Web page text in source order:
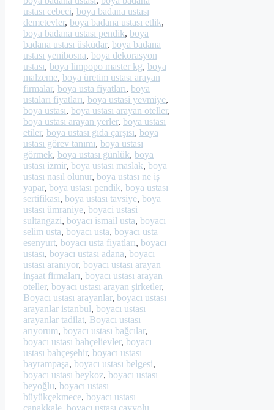
ustası cebeci, boya badana ustası
demetevler, boya badana ustası etlik,
boya badana ustası pendik, boya
badana ustası üsküdar, boya badana
ustası yenibosna, boya dekorasyon
ustası, boya limpopo master kg, boya
malzeme, boya üretim ustası arayan
firmalar, boya usta fiyatları, boya
ustaları fiyatları, boya ustasi yevmiye,
boya ustası, boya ustası arayan oteller,
boya ustası arayan yerler, boya ustası
etiler, boya ustası gıda çarşısı, boya
ustası görev tanımı, boya ustası
görmek, boya ustası günlük, boya
ustası izmir, boya ustası maslak, boya
ustası nasıl olunur, boya ustası ne iş
yapar, boya ustası pendik, boya ustası
sertifikası, boya ustası tavsiye, boya
ustası ümraniye, boyaci ustasi
sultangazi, boyacı ismail usta, boyacı
selim usta, boyacı usta, boyacı usta
esenyurt, boyacı usta fiyatları, boyacı
ustası, boyacı ustası adana, boyacı
ustası aranıyor, boyacı ustası arayan
inşaat firmaları, boyacı ustası arayan
oteller, boyacı ustası arayan şirketler,
Boyacı ustası arayanlar, boyacı ustası
arayanlar istanbul, boyacı ustası
arayanlar tadilat, Boyacı ustası
arıyorum, boyacı ustası bağcılar,
boyacı ustası bahçelievler, boyacı
ustası bahçeşehir, boyacı ustası
bayrampaşa, boyacı ustası belgesi,
boyacı ustası beykoz, boyacı ustası
beyoğlu, boyacı ustası
büyükçekmece, boyacı ustası
canakkale, boyacı ustası çayyolu,